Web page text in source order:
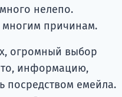
нелепо.
многим причинам.
огромный выбор
то, информацию,
посредством емейла.